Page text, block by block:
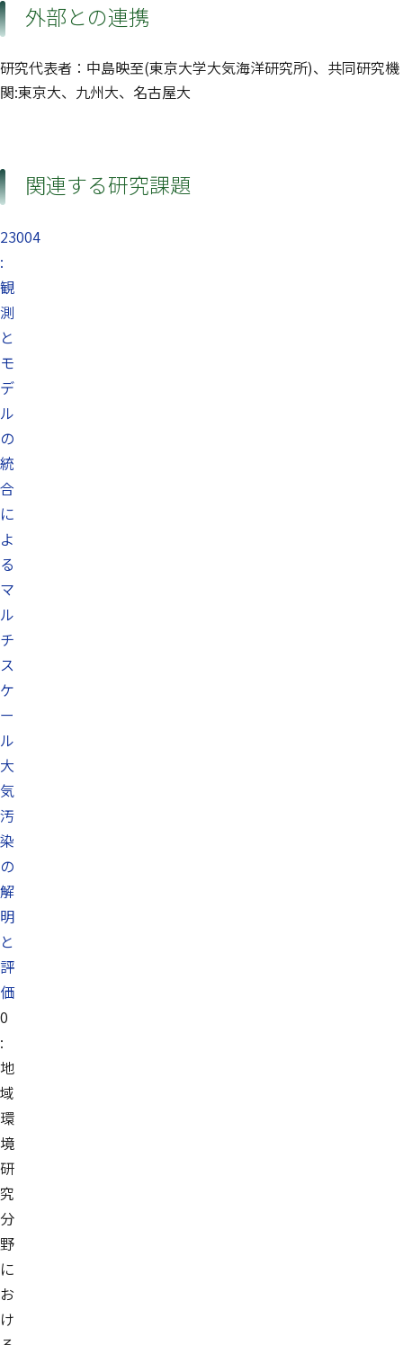
外部との連携
研究代表者：中島映至(東京大学大気海洋研究所)、共同研究機
関:東京大、九州大、名古屋大
関連する研究課題
23004
:
観
測
と
モ
デ
ル
の
統
合
に
よ
る
マ
ル
チ
ス
ケ
ー
ル
大
気
汚
染
の
解
明
と
評
価
0
:
地
域
環
境
研
究
分
野
に
お
け